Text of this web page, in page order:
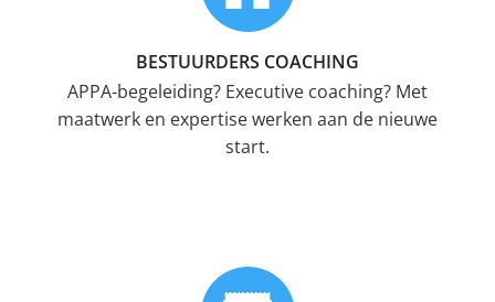
BESTUURDERS COACHING
APPA-begeleiding? Executive coaching? Met
maatwerk en expertise werken aan de nieuwe
start.